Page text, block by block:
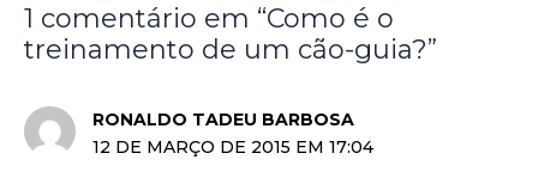
1 comentário em “Como é o
treinamento de um cão-guia?”
RONALDO TADEU BARBOSA
12 DE MARÇO DE 2015 EM 17:04